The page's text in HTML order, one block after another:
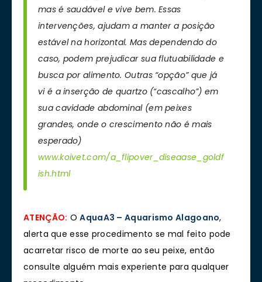
mas é saudável e vive bem. Essas
intervenções, ajudam a manter a posição
estável na horizontal. Mas dependendo do
caso, podem prejudicar sua flutuabilidade e
busca por alimento. Outras “opção” que já
vi é a inserção de quartzo (“cascalho”) em
sua cavidade abdominal (em peixes
grandes, onde o crescimento não é mais
esperado)
www.koivet.com/a_flipover_diseaase_goldf
ish.html
ATENÇÃO: OAquaA3 – Aquarismo Alagoano,
alerta que esse procedimento se mal feito pode
acarretar risco de morte ao seu peixe, então
consulte alguém mais experiente para qualquer